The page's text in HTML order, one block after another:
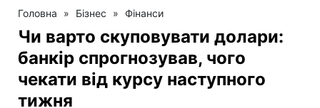
Головна » Бізнес » Фінанси
Чи варто скуповувати долари:
банкір спрогнозував, чого
чекати від курсу наступного
тижня